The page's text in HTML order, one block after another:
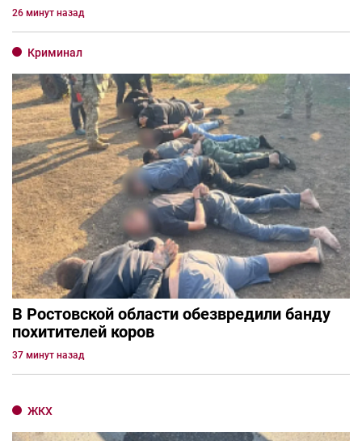
26 минут назад
Криминал
В Ростовской области обезвредили банду
похитителей коров
37 минут назад
ЖКХ